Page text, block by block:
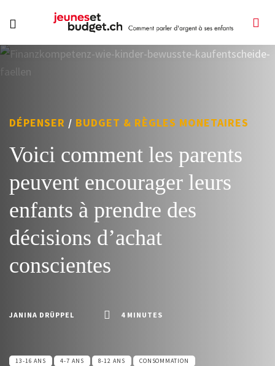
DÉPENSER / BUDGET & RÈGLES MONETAIRES
Voici comment les parents
peuvent encourager leurs
enfants à prendre des
décisions d’achat
conscientes
JANINA DRÜPPEL 4 MINUTES
13-16 ANS 4-7 ANS 8-12 ANS CONSOMMATION